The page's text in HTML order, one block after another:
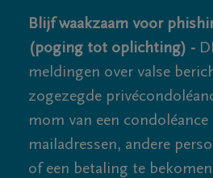
Blijf waakzaam voor
(poging tot oplichting) -
meldingen over valse
zogezegde
mom van een
mailadressen, andere
of een betaling te